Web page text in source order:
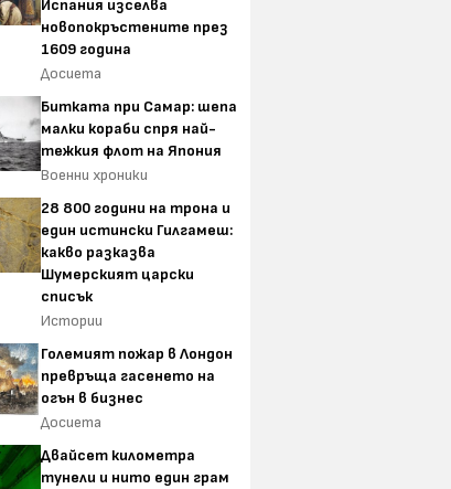
Испания изселва
новопокръстените през
1609 година
Досиета
Битката при Самар: шепа
малки кораби спря най-
тежкия флот на Япония
Военни хроники
28 800 години на трона и
един истински Гилгамеш:
какво разказва
Шумерският царски
списък
Истории
Големият пожар в Лондон
превръща гасенето на
огън в бизнес
Досиета
Двайсет километра
тунели и нито един грам